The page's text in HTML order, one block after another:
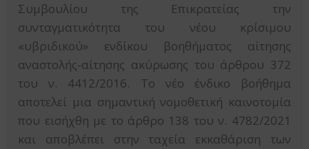
Συμβουλίου της Επικρατείας την
συνταγματικότητα του νέου κρίσιμου
«υβριδικού» ενδίκου βοηθήματος αίτησης
αναστολής-αίτησης ακύρωσης του άρθρου 372
του ν. 4412/2016. Το νέο ένδικο βοήθημα
αποτελεί μια σημαντική νομοθετική καινοτομία
που εισήχθη με το άρθρο 138 του ν. 4782/2021
και αποβλέπει στην ταχεία εκκαθάριση των